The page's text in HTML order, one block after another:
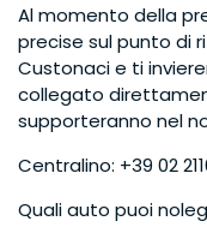
Al momento della
precise sul punto di
Custonaci e ti
collegato
supporteranno nel
Centralino: +39 02
Quali auto puoi